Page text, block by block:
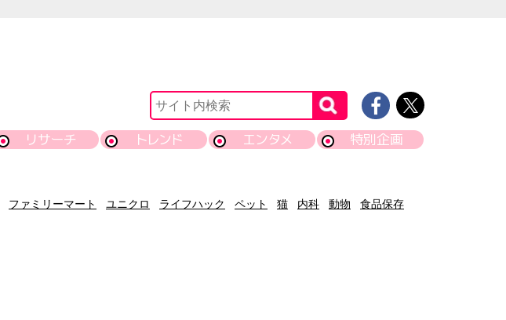
リサーチ トレンド エンタメ 特別企画
ファミリーマート ユニクロ ライフハック ペット 猫 内科 動物
食品保存